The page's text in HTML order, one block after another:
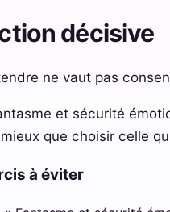
décisive
ne vaut pas
et sécurité
que choisir celle
à éviter